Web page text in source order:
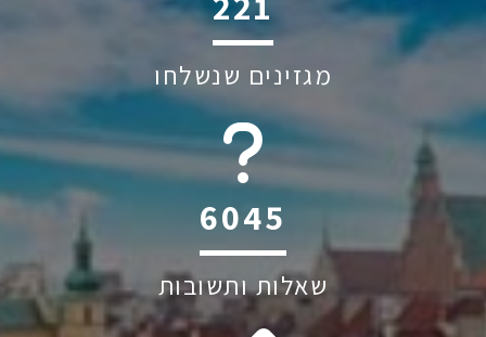
מגזינים שנשלחו
6045
שאלות ותשובות